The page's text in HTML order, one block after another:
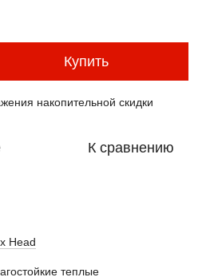
Купить
накопительной скидки
К сравнению
Head
теплые